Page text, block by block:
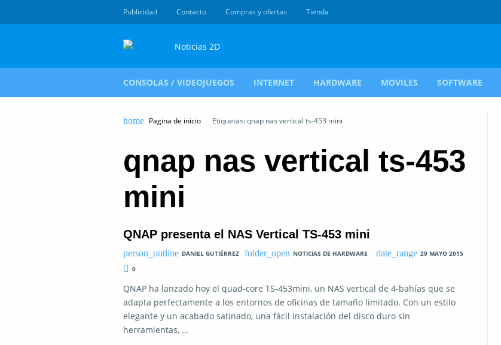
Publicidad Contacto Compras y ofertas Tienda
CONSOLAS / VIDEOJUEGOS INTERNET HARDWARE MOVILES SOFTWARE
Pagina de inicio Etiquetas: qnap nas vertical ts-453 mini
qnap nas vertical ts-453
mini
QNAP presenta el NAS Vertical TS-453 mini
DANIEL GUTIÉRREZ NOTICIAS DE HARDWARE
29 MAYO 2015
0
QNAP ha lanzado hoy el quad-core TS-453mini, un NAS vertical de 4-bahías que se
adapta perfectamente a los entornos de oficinas de tamaño limitado. Con un estilo
elegante y un acabado satinado, una fácil instalación del disco duro sin
herramientas, …